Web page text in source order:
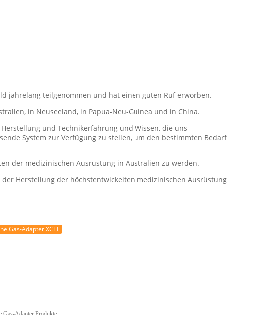
jahrelang teilgenommen und hat einen guten Ruf erworben.
in Neuseeland, in Papua-Neu-Guinea und in China.
und Technikerfahrung und Wissen, die uns
System zur Verfügung zu stellen, um den bestimmten Bedarf
der medizinischen Ausrüstung in Australien zu werden.
Herstellung der höchstentwickelten medizinischen Ausrüstung
Gas-Adapter XCEL